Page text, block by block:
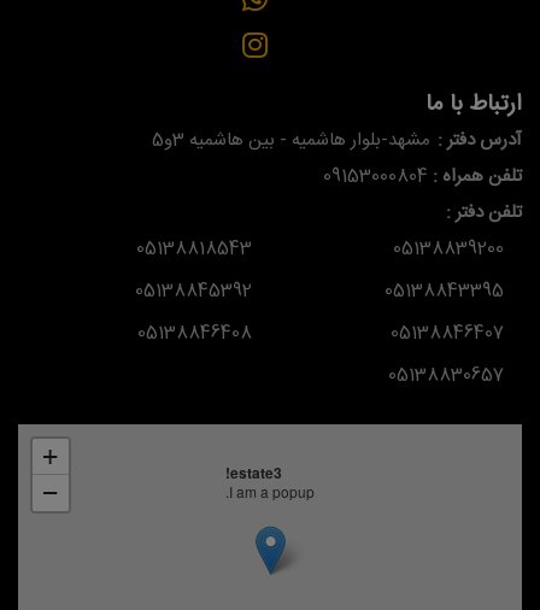
estate3!
I am a popup.
+
−
ارتباط با ما
آدرس دفتر : مشهد-بلوار هاشمیه - بین هاشمیه 3و5
تلفن همراه : 09153000804
تلفن دفتر :
05138839200
05138818543
05138843395
05138845392
05138846407
05138846408
05138830657